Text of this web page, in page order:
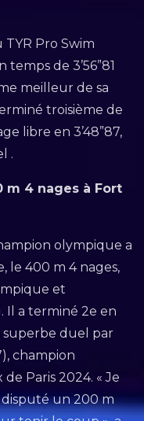
Pro Swim
de 3’56”81
meilleur de sa
troisième de
libre en 3’48”87,
.
m 4 nages à Fort
olympique a
le 400 m 4 nages,
et
Il a terminé 2e en
superbe duel par
champion
Paris 2024. « Je
un 200 m